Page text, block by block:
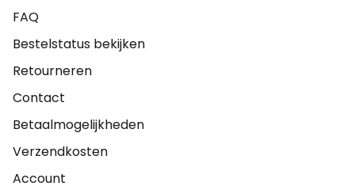
FAQ
Bestelstatus bekijken
Retourneren
Contact
Betaalmogelijkheden
Verzendkosten
Account